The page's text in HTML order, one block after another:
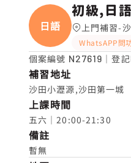
日語
初級,日
上門補習-
WhatsAPP問
個案編號 N27619 ｜登
補習地址
沙田小瀝源,沙田第一城
上課時間
五六｜20:00-21:30
備註
暫無